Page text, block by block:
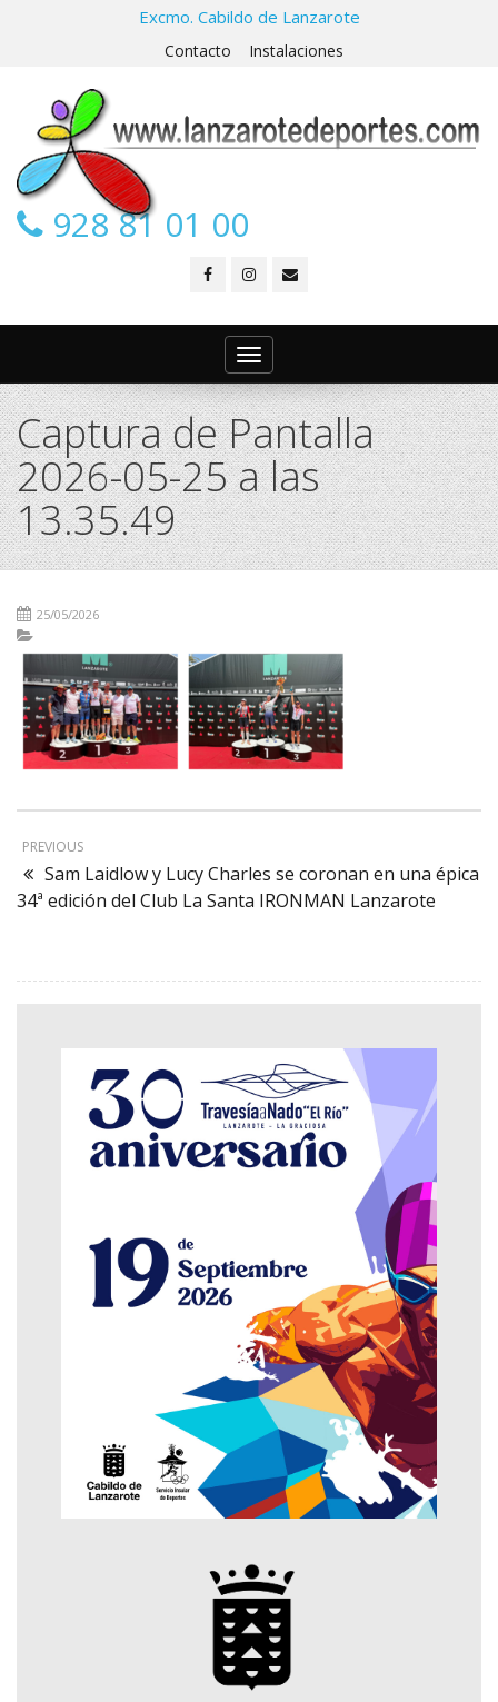
Excmo. Cabildo de Lanzarote
Contacto Instalaciones
928 81 01 00
Toggle
navigation
Captura de Pantalla
2026-05-25 a las
13.35.49
25/05/2026
PREVIOUS
Sam Laidlow y Lucy Charles se coronan en una épica
34ª edición del Club La Santa IRONMAN Lanzarote